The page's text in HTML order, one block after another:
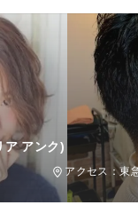
ア アンク)
アクセス：東